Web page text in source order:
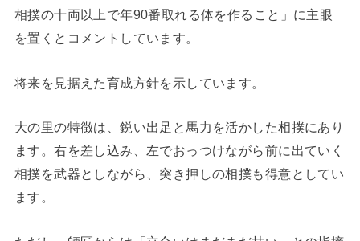
相撲の十両以上で年90番取れる体を作ること」に主眼
を置くとコメントしています。
将来を見据えた育成方針を示しています。
大の里の特徴は、鋭い出足と馬力を活かした相撲にあり
ます。右を差し込み、左でおっつけながら前に出ていく
相撲を武器としながら、突き押しの相撲も得意としてい
ます。